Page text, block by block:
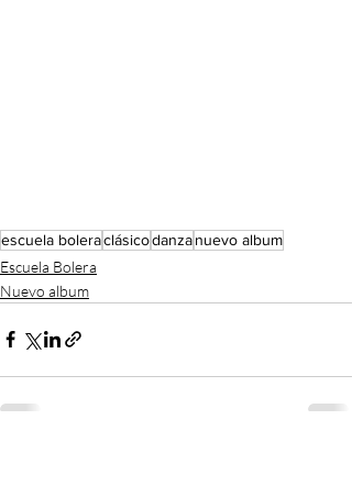
escuela boleraclásicodanzanuevo album
Escuela Bolera
Nuevo album